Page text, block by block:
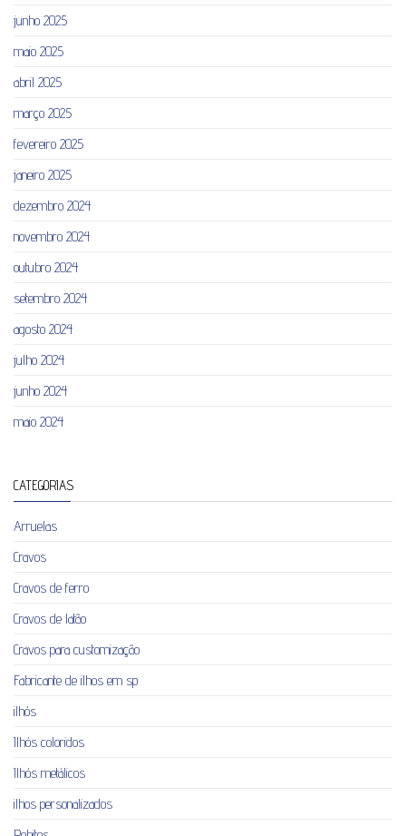
junho 2025
maio 2025
abril 2025
março 2025
fevereiro 2025
janeiro 2025
dezembro 2024
novembro 2024
outubro 2024
setembro 2024
agosto 2024
julho 2024
junho 2024
maio 2024
CATEGORIAS
Arruelas
Cravos
Cravos de ferro
Cravos de latão
Cravos para customização
Fabricante de ilhos em sp
ilhós
Ilhós coloridos
Ilhós metálicos
ilhos personalizados